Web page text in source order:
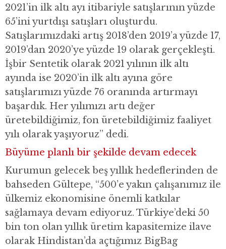
2021’in ilk altı ayı itibariyle satışlarının yüzde
65’ini yurtdışı satışları oluşturdu.
Satışlarımızdaki artış 2018’den 2019’a yüzde 17,
2019’dan 2020’ye yüzde 19 olarak gerçekleşti.
İşbir Sentetik olarak 2021 yılının ilk altı
ayında ise 2020’in ilk altı ayına göre
satışlarımızı yüzde 76 oranında artırmayı
başardık. Her yılımızı artı değer
üretebildiğimiz, fon üretebildiğimiz faaliyet
yılı olarak yaşıyoruz” dedi.
Büyüme planlı bir şekilde devam edecek
Kurumun gelecek beş yıllık hedeflerinden de
bahseden Gültepe, “500’e yakın çalışanımız ile
ülkemiz ekonomisine önemli katkılar
sağlamaya devam ediyoruz. Türkiye’deki 50
bin ton olan yıllık üretim kapasitemize ilave
olarak Hindistan’da açtığımız BigBag